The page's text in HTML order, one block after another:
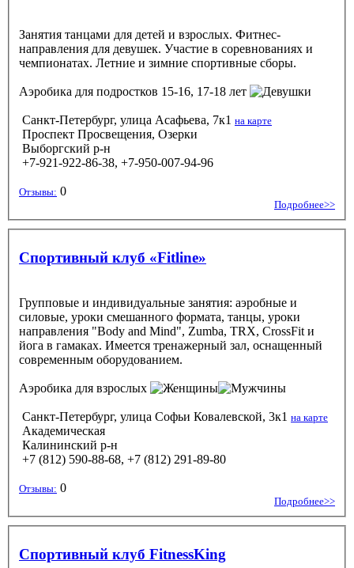
Занятия танцами для детей и взрослых. Фитнес-
направления для девушек. Участие в соревнованиях и
чемпионатах. Летние и зимние спортивные сборы.
Аэробика для подростков 15-16, 17-18 лет
Санкт-Петербург, улица Асафьева, 7к1 на карте
Проспект Просвещения, Озерки
Выборгский р-н
+7-921-922-86-38, +7-950-007-94-96
Отзывы: 0
Подробнее>>
Спортивный клуб «Fitline»
Групповые и индивидуальные занятия: аэробные и
силовые, уроки смешанного формата, танцы, уроки
направления "Body and Mind", Zumba, TRX, CrossFit и
йога в гамаках. Имеется тренажерный зал, оснащенный
современным оборудованием.
Аэробика для взрослых
Санкт-Петербург, улица Софьи Ковалевской, 3к1 на карте
Академическая
Калининский р-н
+7 (812) 590-88-68, +7 (812) 291-89-80
Отзывы: 0
Подробнее>>
Спортивный клуб FitnessKing